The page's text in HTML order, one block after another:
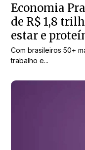
Economia
de R$ 1,8
estar e
Com brasileiros 50+
trabalho e...